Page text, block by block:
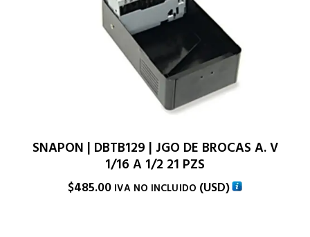
SNAPON | DBTB129 | JGO DE BROCAS A. V
1/16 A 1/2 21 PZS
$485.00 IVA NO INCLUIDO (USD)